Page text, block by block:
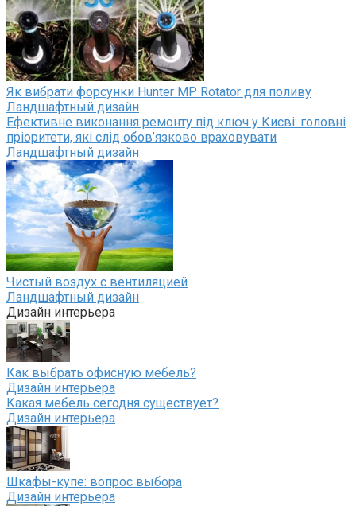
Як вибрати форсунки Hunter MP Rotator для поливу
Ландшафтный дизайн
Ефективне виконання ремонту під ключ у Києві: головні
пріоритети, які слід обов’язково враховувати
Ландшафтный дизайн
Чистый воздух с вентиляцией
Ландшафтный дизайн
Дизайн интерьера
Как выбрать офисную мебель?
Дизайн интерьера
Какая мебель сегодня существует?
Дизайн интерьера
Шкафы-купе: вопрос выбора
Дизайн интерьера